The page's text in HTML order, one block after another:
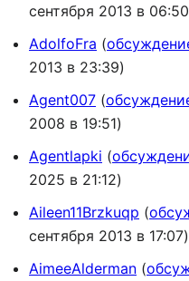
сентября 2013 в
AdolfoFra
2013 в 23:39)
Agent007
2008 в 19:51)
Agentlapki
2025 в 21:12)
Aileen11Brzkuqp
сентября 2013 в 17:07)
AimeeAlderman